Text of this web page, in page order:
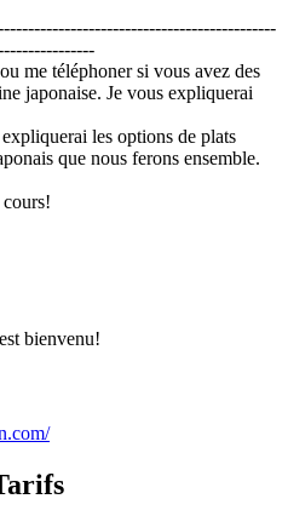
me téléphoner si vous avez des
japonaise. Je vous expliquerai
les options de plats
que nous ferons ensemble.
bienvenu!